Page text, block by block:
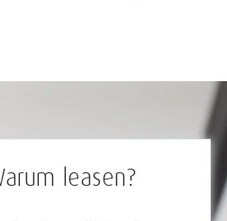
leasen?